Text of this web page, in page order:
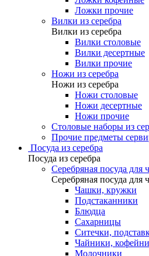
Ложки прочие
Вилки из серебра
Вилки из серебра
Вилки столовые
Вилки десертные
Вилки прочие
Ножи из серебра
Ножи из серебра
Ножи столовые
Ножи десертные
Ножи прочие
Столовые наборы из
Прочие предметы
Посуда из серебра
Посуда из серебра
Серебряная посуда для
Серебряная посуда для
Чашки, кружки
Подстаканники
Блюдца
Сахарницы
Ситечки,
Чайники,
Молочники